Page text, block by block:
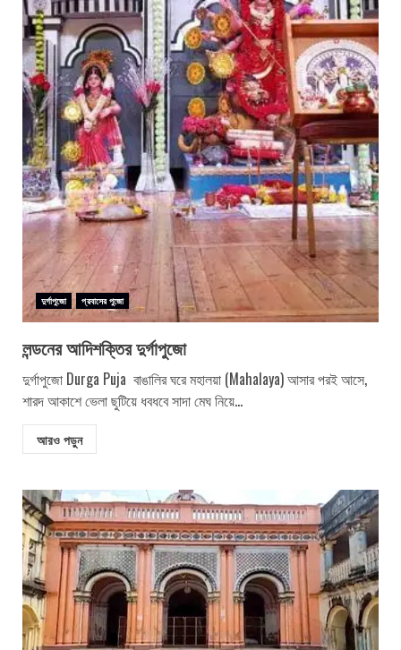
দুর্গাপুজো প্রবাসের পুজো
লন্ডনের আদিশক্তির দুর্গাপুজো
দুর্গাপুজো Durga Puja বাঙালির ঘরে মহালয়া (Mahalaya) আসার পরই আসে,
শারদ আকাশে ভেলা ছুটিয়ে ধবধবে সাদা মেঘ নিয়ে...
আরও পড়ুন